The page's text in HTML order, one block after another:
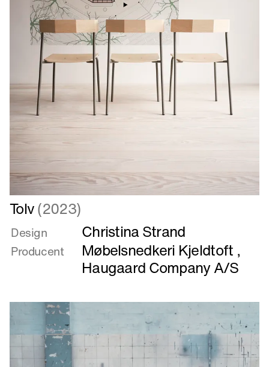
Læs
mere
om
Tolv
Tolv(2023)
Design Christina Strand
Producent Møbelsnedkeri Kjeldtoft ,
Haugaard Company A/S